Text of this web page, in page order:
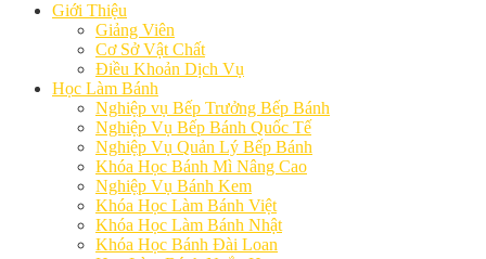
Giới Thiệu
Giảng Viên
Cơ Sở Vật Chất
Điều Khoản Dịch Vụ
Học Làm Bánh
Nghiệp vụ Bếp Trưởng Bếp Bánh
Nghiệp Vụ Bếp Bánh Quốc Tế
Nghiệp Vụ Quản Lý Bếp Bánh
Khóa Học Bánh Mì Nâng Cao
Nghiệp Vụ Bánh Kem
Khóa Học Làm Bánh Việt
Khóa Học Làm Bánh Nhật
Khóa Học Bánh Đài Loan